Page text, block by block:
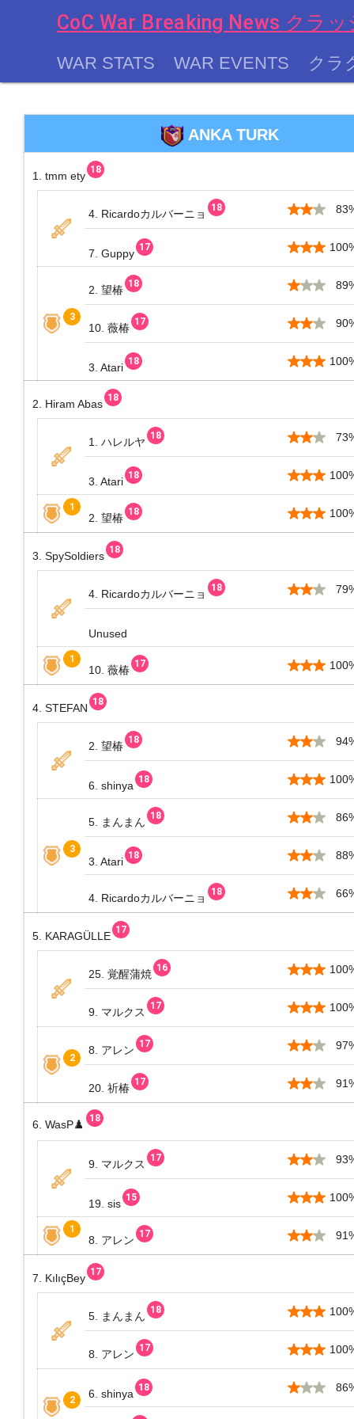
CoC War Breaking News クラ
WAR STATS WAR EVENTS クラ
ANKA TURK
1. tmm ety
4. Ricardoカルバーニョ
7. Guppy
2. 望椿
10. 薇椿
3. Atari
2. Hiram Abas
1. ハレルヤ
3. Atari
2. 望椿
3. SpySoldiers
4. Ricardoカルバーニョ
Unused
10. 薇椿
4. STEFAN
2. 望椿
6. shinya
5. まんまん
3. Atari
4. Ricardoカルバーニョ
5. KARAGÜLLE
25. 覚醒蒲焼
9. マルクス
8. アレン
20. 祈椿
6. WasP♟️
9. マルクス
19. sis
8. アレン
7. KılıçBey
5. まんまん
8. アレン
6. shinya